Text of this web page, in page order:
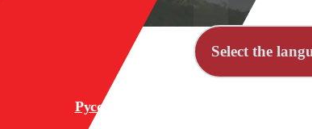
Select the
Русский